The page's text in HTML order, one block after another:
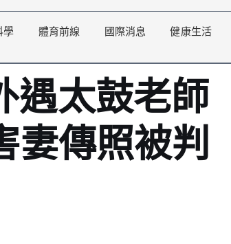
學 體育前線 國際消息 健康生活
遇太鼓老師
妻傳照被判